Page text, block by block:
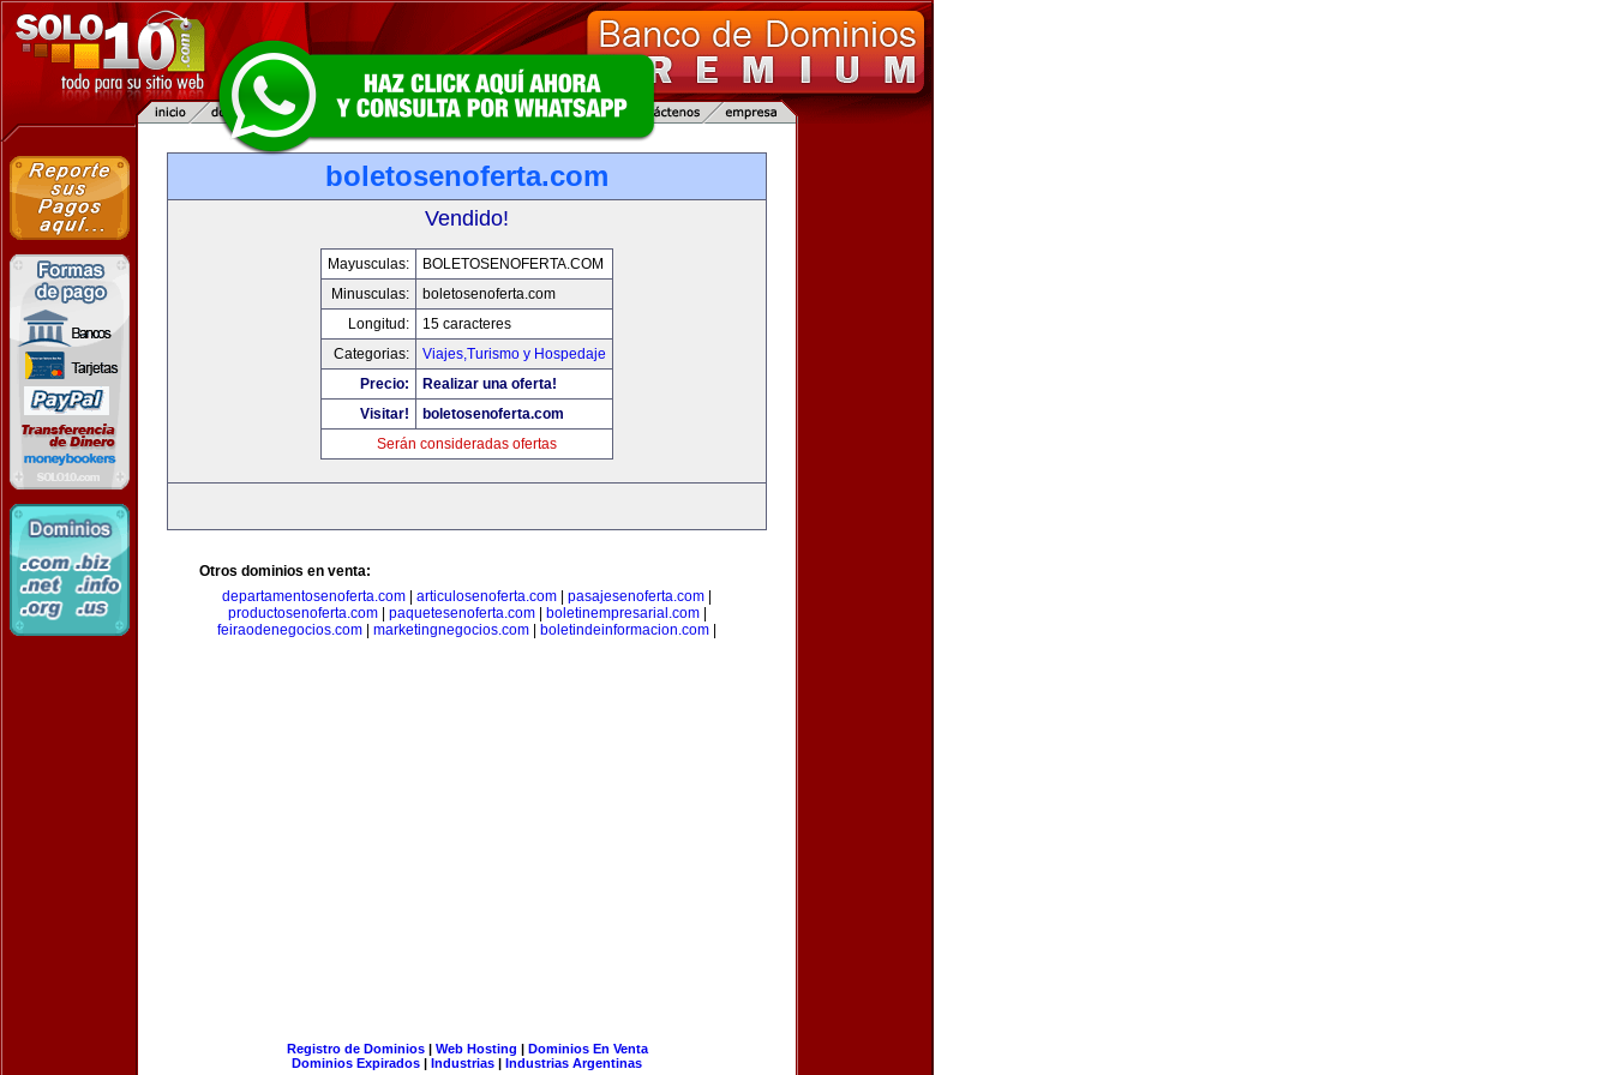
boletosenoferta.com
Vendido!
Mayusculas:
BOLETOSENOFERTA.COM
Minusculas:
boletosenoferta.com
Longitud:
15 caracteres
Categorias:
Viajes,Turismo y Hospedaje
Precio:
Realizar una oferta!
Visitar!
boletosenoferta.com
Serán consideradas ofertas
Otros dominios en venta:
departamentosenoferta.com
articulosenoferta.com pasajesenoferta.com
productosenoferta.com| paquetesenoferta.com| boletinempresarial.com|
feiraodenegocios.com
marketingnegocios.com boletindeinformacion.com
Registro de Dominios| Web Hosting | Dominios En Venta
Dominios Expirados | Industrias | Industrias Argentinas